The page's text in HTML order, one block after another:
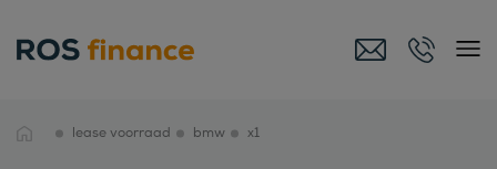
lease voorraad bmw x1